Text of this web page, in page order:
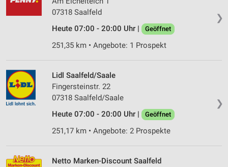
❯
07318 Saalfeld
Heute 07:00 - 20:00 Uhr |
Geöffnet
251,35 km • Angebote: 1 Prospekt
❯
Lidl Saalfeld/Saale
Fingersteinstr. 22
07318 Saalfeld/Saale
Heute 07:00 - 20:00 Uhr |
Geöffnet
251,17 km • Angebote: 2 Prospekte
Netto Marken-Discount Saalfeld